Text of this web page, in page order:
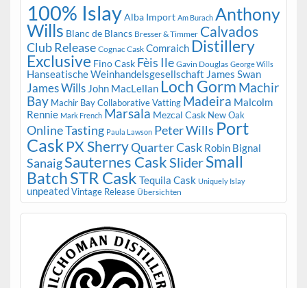
100% IslayAlba Import Am Burach Anthony
Wills Blanc de Blancs Bresser & Timmer Calvados
Club Release Cognac Cask Comraich Distillery
Exclusive Fino Cask Fèis Ile Gavin Douglas George Wills
Hanseatische Weinhandelsgesellschaft James Swan
James Wills John MacLellan Loch Gorm Machir
Bay Machir Bay Collaborative Vatting Madeira Malcolm
Rennie Mark French Marsala Mezcal Cask New Oak
Online Tasting Paula Lawson Peter Wills Port
Cask PX SherryQuarter Cask Robin Bignal
SanaigSauternes CaskSliderSmall
BatchSTR Cask Tequila Cask Uniquely Islay
unpeatedVintage Release Übersichten